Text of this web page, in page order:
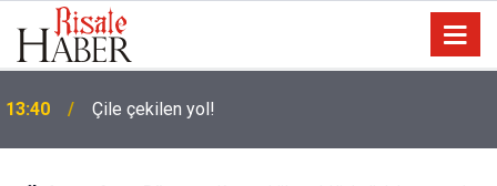
13:30
çocuk sayısı son bir yılda iki katına çıktı